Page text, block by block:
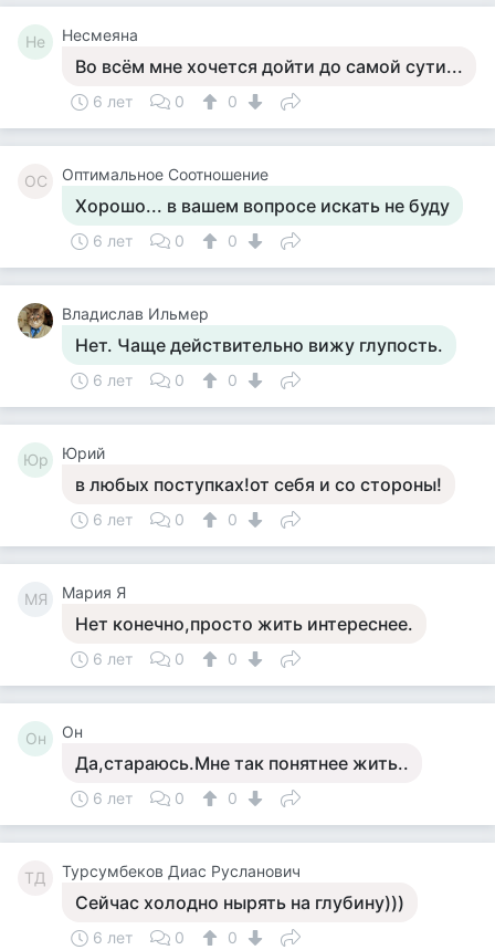
Не Несмеяна
Во всём мне хочется дойти до самой сути...
6 лет 0 0
ОС Оптимальное Соотношение
Хорошо... в вашем вопросе искать не буду
6 лет 0 0
Владислав Ильмер
Нет. Чаще действительно вижу глупость.
6 лет 0 0
Юр Юрий
в любых поступках!от себя и со стороны!
6 лет 0 0
МЯ Мария Я
Нет конечно,просто жить интереснее.
6 лет 0 0
Он Он
Да,стараюсь.Мне так понятнее жить..
6 лет 0 0
ТД Турсумбеков Диас Русланович
Сейчас холодно нырять на глубину)))
6 лет 0 0